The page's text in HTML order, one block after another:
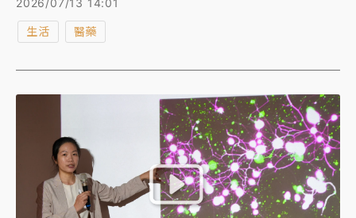
便血紅素濃度」，可作為息肉切除後安排大腸鏡追蹤時
程的重要依據，避免低風險的排太密，高風險卻追蹤得
《Gastroenterology》。
2026/07/13 14:01
生活 醫藥